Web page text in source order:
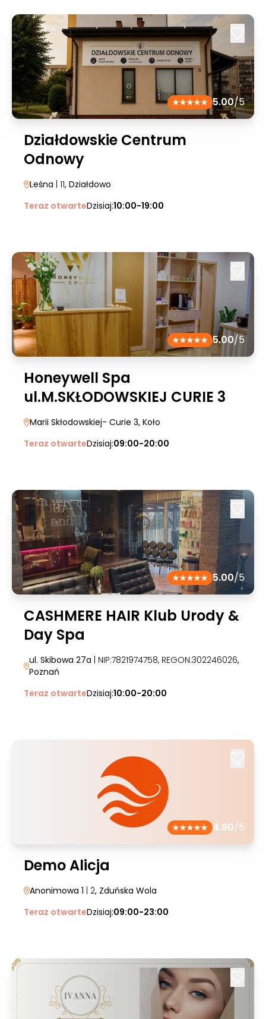
5.00/5
Działdowskie Centrum
Odnowy
Leśna | 11, Działdowo
Teraz otwarteDzisiaj:10:00-19:00
5.00/5
Honeywell Spa
ul.M.SKŁODOWSKIEJ CURIE 3
Marii Skłodowskiej- Curie 3, Koło
Teraz otwarteDzisiaj:09:00-20:00
5.00/5
CASHMERE HAIR Klub Urody &
Day Spa
ul. Skibowa 27a | NIP:7821974758, REGON:302246026,
Poznań
Teraz otwarteDzisiaj:10:00-20:00
4.90/5
Demo Alicja
Anonimowa 1 | 2, Zduńska Wola
Teraz otwarteDzisiaj:09:00-23:00